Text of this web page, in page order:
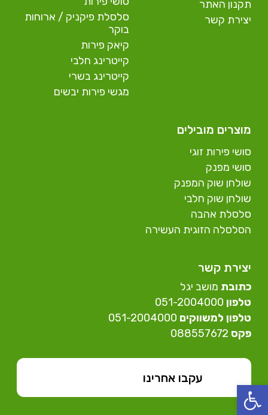
פתח סרגל נגישות
תקנון האתר
יצירת קשר
סלסלת פיקניק / ארוחות
בוקר
קיאק פירות
קייטרינג חלבי
קייטרינג בשרי
מגשי פירות יבשים
מוצרים מובילים
סושי פירות זוגי
סושי מפנק
שולחן שוק המפנק
שולחן שוק חלבי
סלסלת אהבה
הסלסלה הזוגית העשירה
יצירת קשר
כתובת מושב יגל
טלפון
טלפון למשווקים
פקס 088557672
עקבו אחרינו